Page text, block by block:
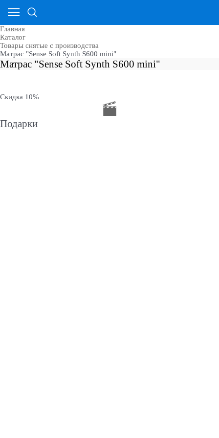
Главная
Каталог
Товары снятые с производства
Матрас "Sense Soft Synth S600 mini"
Матрас "Sense Soft Synth S600 mini"
Скидка 10%
Подарки